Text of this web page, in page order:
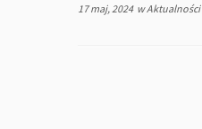
17 maj, 2024wAktualności